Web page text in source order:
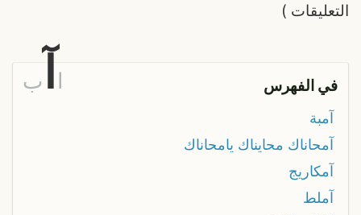
التعليقات )
في الفهرس ا ب
آمبة
آمحاناك محايناك يامحاناك
آمكاريج
آملط